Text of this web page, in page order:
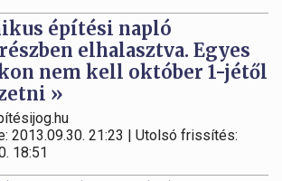
építési napló
elhalasztva. Egyes
nem kell október 1-jétől
»
2013.09.30. 21:23 | Utolsó frissítés:
18:51